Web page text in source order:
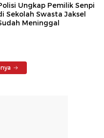
Ungkap Pemilik Senpi
Sekolah Swasta Jaksel
Meninggal